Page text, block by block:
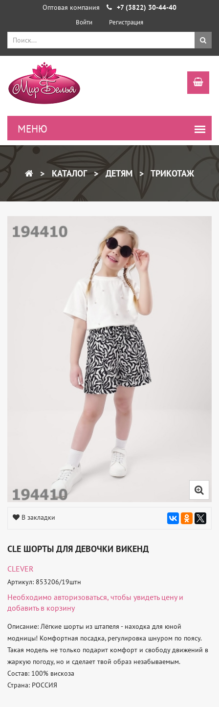
Оптовая компания +7 (3822) 30-44-40
Войти Регистрация
КАТАЛОГ ДЕТЯМ ТРИКОТАЖ
В закладки
CLE ШОРТЫ ДЛЯ ДЕВОЧКИ ВИКЕНД
CLEVER
Артикул: 853206/19штн
Необходимо авторизоваться, чтобы увидеть цену и
добавить в корзину
Описание: Лёгкие шорты из штапеля - находка для юной
модницы! Комфортная посадка, регулировка шнуром по поясу.
Такая модель не только подарит комфорт и свободу движений в
жаркую погоду, но и сделает твой образ незабываемым.
Состав: 100% вискоза
Страна: РОССИЯ